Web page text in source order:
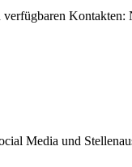
Media und